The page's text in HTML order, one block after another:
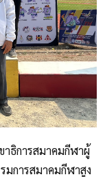
าธิการสมาคมกีฬาผู้
มการสมาคมกีฬาสูง